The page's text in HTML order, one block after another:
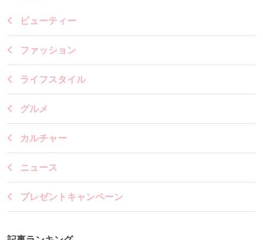
ビューティー
ファッション
ライフスタイル
グルメ
カルチャー
ニュース
プレゼントキャンペーン